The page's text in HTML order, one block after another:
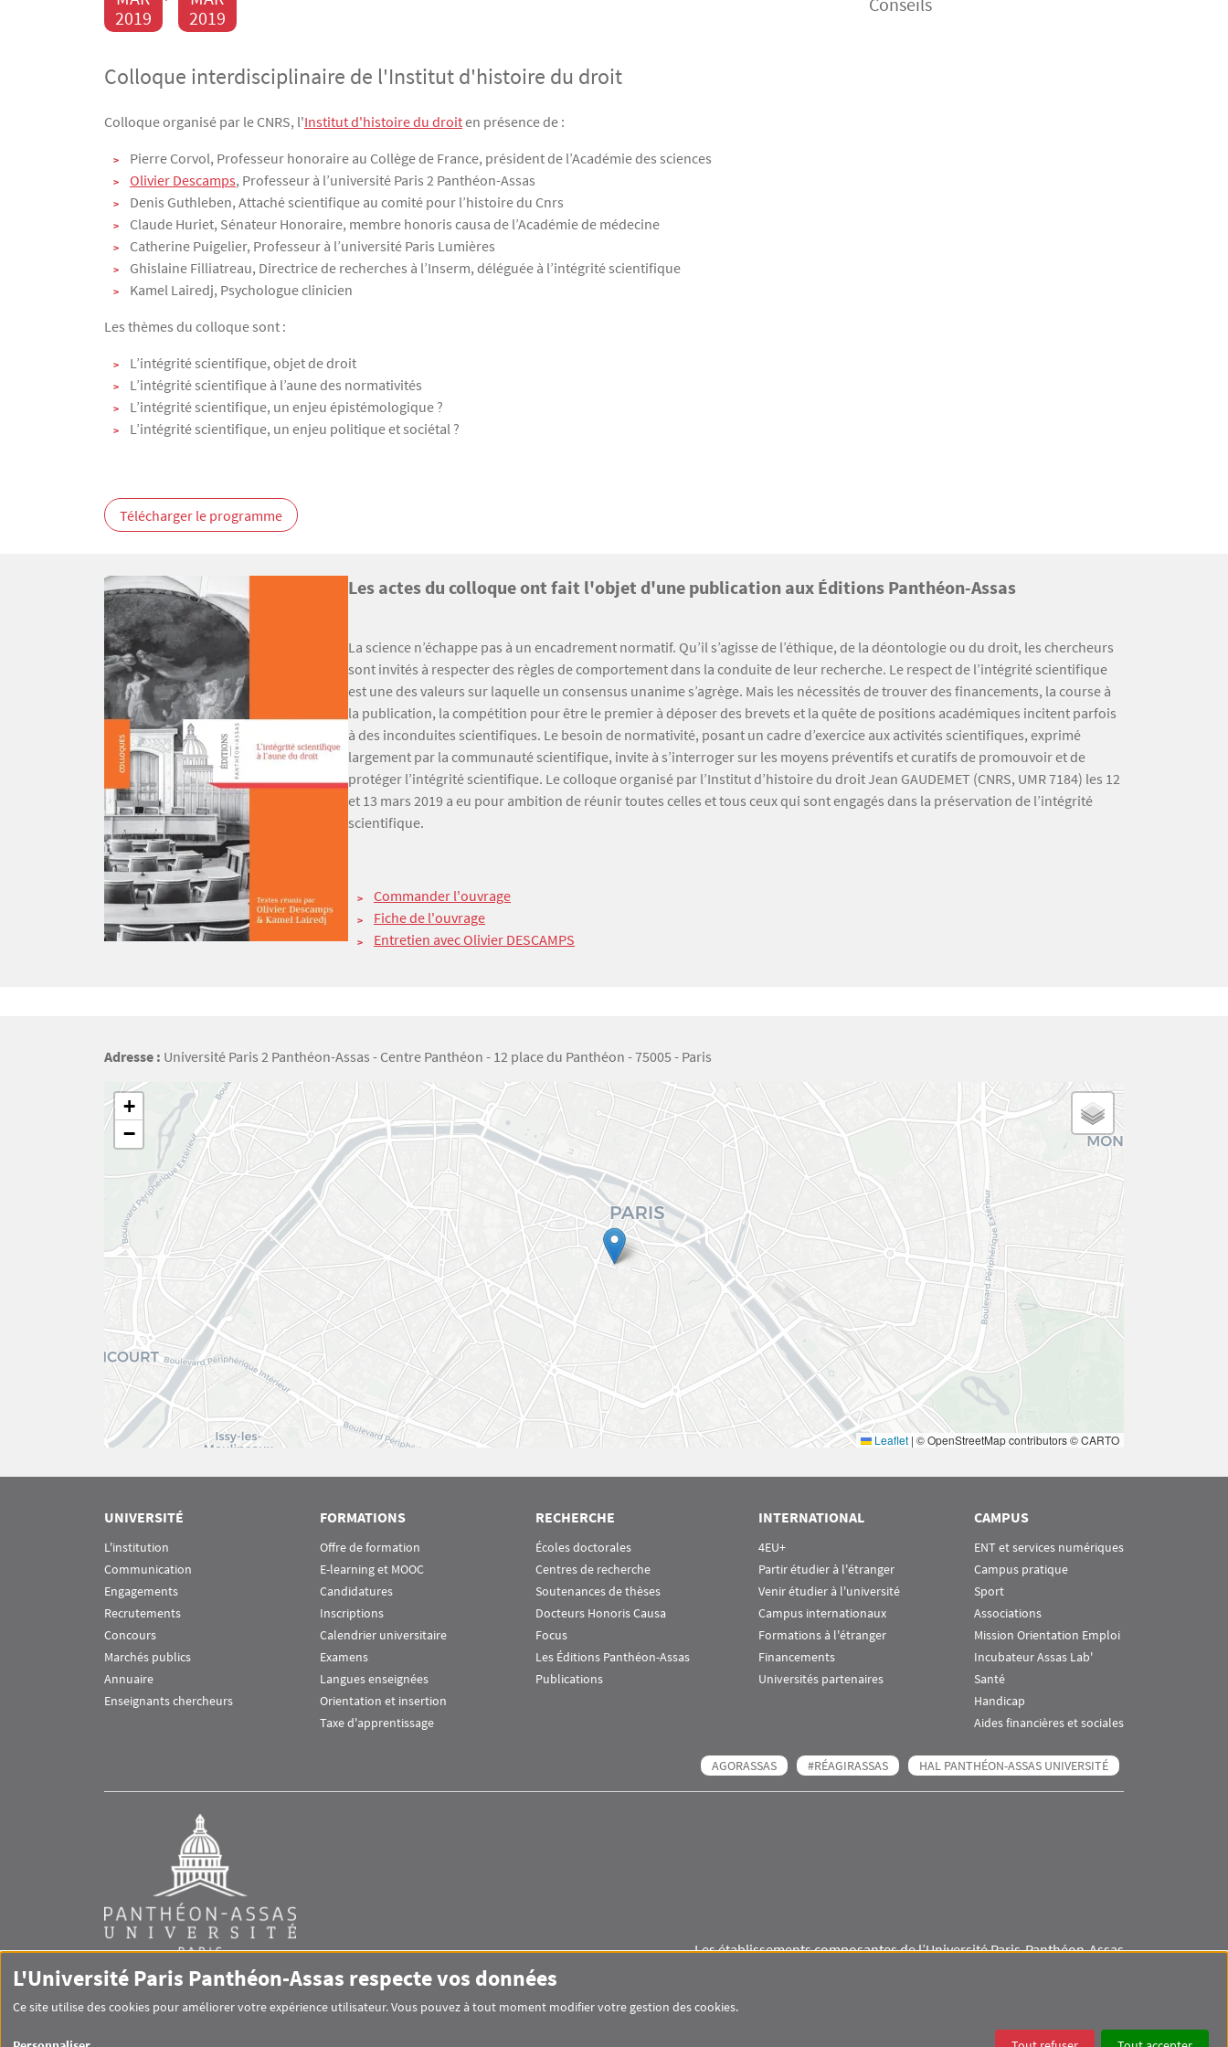
2019
2019
Colloque interdisciplinaire de l'Institut d'histoire du droit
Texte
Colloque organisé par le CNRS, l'Institut d'histoire du droiten présence de :
Pierre Corvol, Professeur honoraire au Collège de France, président de l’Académie des sciences
Olivier Descamps, Professeur à l’université Paris 2 Panthéon-Assas
Denis Guthleben, Attaché scientifique au comité pour l’histoire du Cnrs
Claude Huriet, Sénateur Honoraire, membre honoris causa de l’Académie de médecine
Catherine Puigelier, Professeur à l’université Paris Lumières
Ghislaine Filliatreau, Directrice de recherches à l’Inserm, déléguée à l’intégrité scientifique
Kamel Lairedj, Psychologue clinicien
Les thèmes du colloque sont :
L’intégrité scientifique, objet de droit
L’intégrité scientifique à l’aune des normativités
L’intégrité scientifique, un enjeu épistémologique ?
L’intégrité scientifique, un enjeu politique et sociétal ?
Télécharger le programme
Texte
Les actes du colloque ont fait l'objet d'une publication aux Éditions Panthéon-Assas
La science n’échappe pas à un encadrement normatif. Qu’il s’agisse de l’éthique, de la déontologie ou du droit, les chercheurs
sont invités à respecter des règles de comportement dans la conduite de leur recherche. Le respect de l’intégrité scientifique
est une des valeurs sur laquelle un consensus unanime s’agrège. Mais les nécessités de trouver des financements, la course à
la publication, la compétition pour être le premier à déposer des brevets et la quête de positions académiques incitent parfois
à des inconduites scientifiques. Le besoin de normativité, posant un cadre d’exercice aux activités scientifiques, exprimé
largement par la communauté scientifique, invite à s’interroger sur les moyens préventifs et curatifs de promouvoir et de
protéger l’intégrité scientifique. Le colloque organisé par l’Institut d’histoire du droit Jean GAUDEMET (CNRS, UMR 7184) les 12
et 13 mars 2019 a eu pour ambition de réunir toutes celles et tous ceux qui sont engagés dans la préservation de l’intégrité
scientifique.
Commander l'ouvrage
Fiche de l'ouvrage
Entretien avec Olivier DESCAMPS
Adresse : Université Paris 2 Panthéon-Assas - Centre Panthéon - 12 place du Panthéon - 75005 - Paris
Géolocalisation
+
−
Leaflet | © OpenStreetMap contributors © CARTO
UNIVERSITÉ
L'institution
Communication
Engagements
Recrutements
Concours
Marchés publics
Annuaire
Enseignants chercheurs
FORMATIONS
Offre de formation
E-learning et MOOC
Candidatures
Inscriptions
Calendrier universitaire
Examens
Langues enseignées
Orientation et insertion
Taxe d'apprentissage
RECHERCHE
Écoles doctorales
Centres de recherche
Soutenances de thèses
Docteurs Honoris Causa
Focus
Les Éditions Panthéon-Assas
Publications
INTERNATIONAL
4EU+
Partir étudier à l'étranger
Venir étudier à l'université
Campus internationaux
Formations à l'étranger
Financements
Universités partenaires
CAMPUS
ENT et services numériques
Campus pratique
Sport
Associations
Mission Orientation Emploi
Incubateur Assas Lab'
Santé
Handicap
Aides financières et sociales
AGORASSAS #RÉAGIRASSAS HAL PANTHÉON-ASSAS UNIVERSITÉ
Les établissements composantes de l’Université Paris-Panthéon-Assas
L'Université Paris Panthéon-Assas respecte vos données
Ce site utilise des cookies pour améliorer votre expérience utilisateur. Vous pouvez à tout moment modifier votre gestion des cookies.